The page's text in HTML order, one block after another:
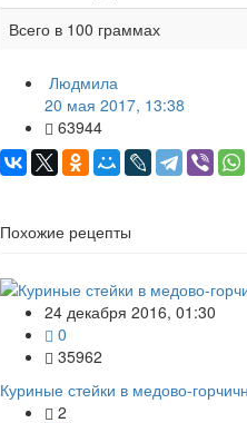
Всего в 100 граммах
Людмила
20 мая 2017, 13:38
63944
Похожие рецепты
24 декабря 2016, 01:30
0
35962
Куриные стейки в медово-
2